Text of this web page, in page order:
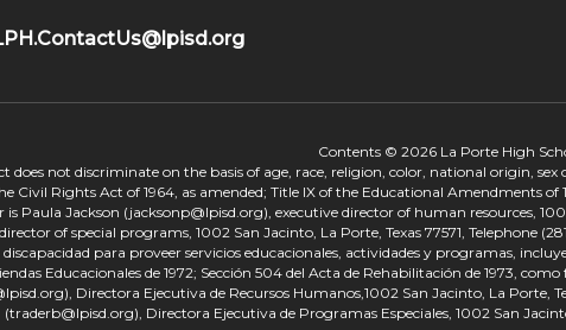
Contents © 2026 La Porte High
does not discriminate on the basis of age, race, religion, color, national origin,
Civil Rights Act of 1964, as amended; Title IX of the Educational Amendments
Paula Jackson (jacksonp@lpisd.org), executive director of human resources,
of special programs, 1002 San Jacinto, La Porte, Texas 77571, Telephone
para proveer servicios educacionales, actividades y programas,
Educacionales de 1972; Sección 504 del Acta de Rehabilitación de 1973,
Directora Ejecutiva de Recursos Humanos,1002 San Jacinto, La Porte,
(traderb@lpisd.org), Directora Ejecutiva de Programas Especiales, 1002 San